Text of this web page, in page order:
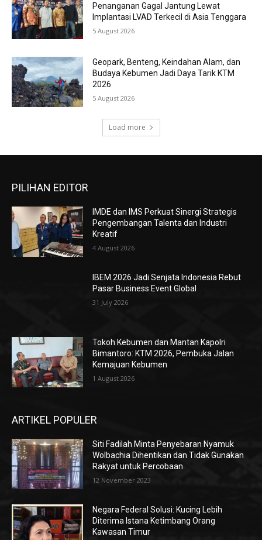
Penanganan Gagal Jantung Lewat
Implantasi LVAD Terkecil di Asia Tenggara
5 August 2026
Geopark, Benteng, Keindahan Alam, dan
Budaya Kebumen Jadi Daya Tarik KTM
2026
5 August 2026
Load more
PILIHAN EDITOR
IMDE dan IMS Perkuat Sinergi Strategis
Pengembangan Talenta dan Industri
Kreatif
4 August 2026
IBEM 2026 Jadi Senjata Indonesia Rebut
Pasar Business Event Global
31 July 2026
Tokoh Kebumen dan Mantan Kapolri
Bimantoro: KTM 2026, Pembuka Jalan
Kemajuan Kebumen
1 August 2026
ARTIKEL POPULER
Siti Fadilah Minta Penyebaran Nyamuk
Wolbachia Dihentikan dan Tidak Gunakan
Rakyat untuk Percobaan
12 November 2023
Negara Federal Solusi: Kucing Lebih
Diterima Istana Ketimbang Orang
Kawasan Timur